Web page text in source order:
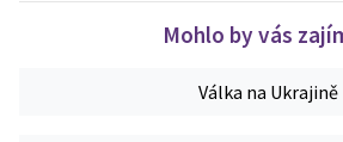
Mohlo by vás
Válka na Ukrajině